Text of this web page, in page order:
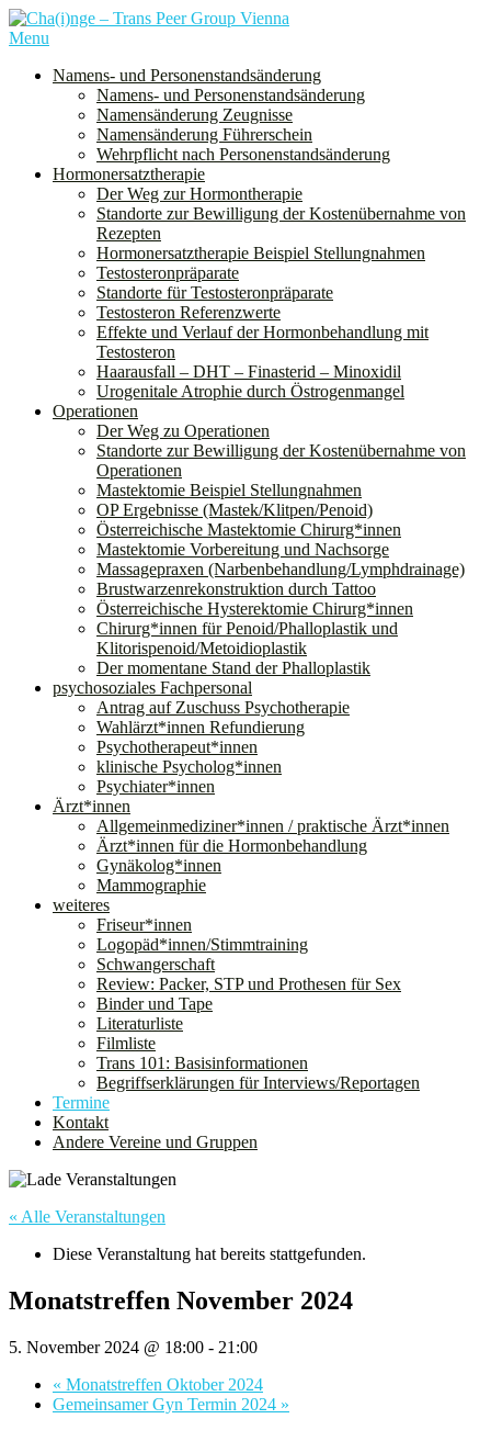
Skip
to
Geschlecht “weiblich” zugeordnet wurde und die sich mit diesem
nicht oder nur teilweise identifizieren. Dies schließt nicht nur trans
Männer, sondern auch nichtbinäre und genderqueere Personen ein.
Menu
Namens- und Personenstandsänderung
Namens- und Personenstandsänderung
Namensänderung Zeugnisse
Namensänderung Führerschein
Wehrpflicht nach Personenstandsänderung
Hormonersatztherapie
Der Weg zur Hormontherapie
Standorte zur Bewilligung der Kostenübernahme von
Rezepten
Hormonersatztherapie Beispiel Stellungnahmen
Testosteronpräparate
Standorte für Testosteronpräparate
Testosteron Referenzwerte
Effekte und Verlauf der Hormonbehandlung mit
Testosteron
Haarausfall – DHT – Finasterid – Minoxidil
Urogenitale Atrophie durch Östrogenmangel
Operationen
Der Weg zu Operationen
Standorte zur Bewilligung der Kostenübernahme von
Operationen
Mastektomie Beispiel Stellungnahmen
OP Ergebnisse (Mastek/Klitpen/Penoid)
Österreichische Mastektomie Chirurg*innen
Mastektomie Vorbereitung und Nachsorge
Massagepraxen (Narbenbehandlung/Lymphdrainage)
Brustwarzenrekonstruktion durch Tattoo
Österreichische Hysterektomie Chirurg*innen
Chirurg*innen für Penoid/Phalloplastik und
Klitorispenoid/Metoidioplastik
Der momentane Stand der Phalloplastik
psychosoziales Fachpersonal
Antrag auf Zuschuss Psychotherapie
Wahlärzt*innen Refundierung
Psychotherapeut*innen
klinische Psycholog*innen
Psychiater*innen
Ärzt*innen
Allgemeinmediziner*innen / praktische Ärzt*innen
Ärzt*innen für die Hormonbehandlung
Gynäkolog*innen
Mammographie
weiteres
Friseur*innen
Logopäd*innen/Stimmtraining
Schwangerschaft
Review: Packer, STP und Prothesen für Sex
Binder und Tape
Literaturliste
Filmliste
Trans 101: Basisinformationen
Begriffserklärungen für Interviews/Reportagen
Termine
Kontakt
Andere Vereine und Gruppen
« Alle Veranstaltungen
Diese Veranstaltung hat bereits stattgefunden.
Monatstreffen November 2024
5. November 2024 @ 18:00 - 21:00
« Monatstreffen Oktober 2024
Gemeinsamer Gyn Termin 2024 »